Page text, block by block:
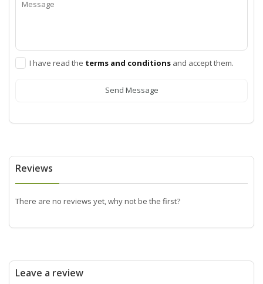
I have read the terms and conditions and accept them.
Send Message
Reviews
There are no reviews yet, why not be the first?
Leave a review